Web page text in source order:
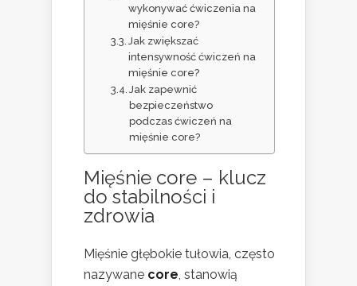
wykonywać ćwiczenia na
mięśnie core?
Jak zwiększać
intensywność ćwiczeń na
mięśnie core?
Jak zapewnić
bezpieczeństwo
podczas ćwiczeń na
mięśnie core?
Mięśnie core – klucz
do stabilności i
zdrowia
Mięśnie głębokie tułowia, często
nazywane core , stanowią